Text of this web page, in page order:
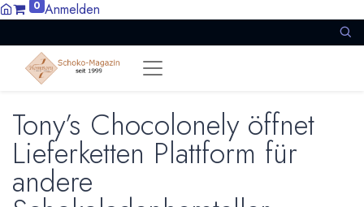
0 Anmelden
Tony’s Chocolonely öffnet
Lieferketten Plattform für
andere